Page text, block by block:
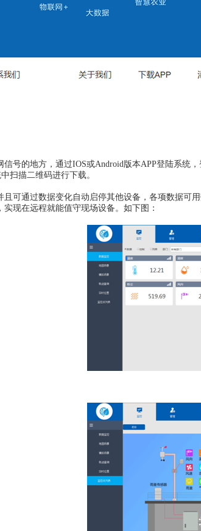
信号的地方，通过IOS或Android版本APP登陆系统
扫描二维码进行下载。
且可通过数据变化自动启停其他设备 ，各项数据可
实现在远程就能值守现场设备。如下图：